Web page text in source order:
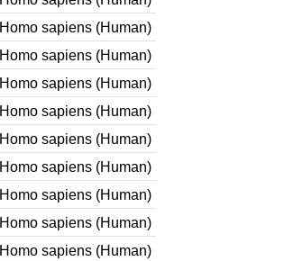
Homo sapiens (Human)
Homo sapiens (Human)
Homo sapiens (Human)
Homo sapiens (Human)
Homo sapiens (Human)
Homo sapiens (Human)
Homo sapiens (Human)
Homo sapiens (Human)
Homo sapiens (Human)